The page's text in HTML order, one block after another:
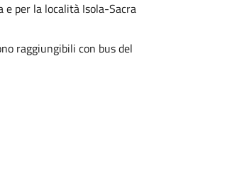
per la località Isola-Sacra
raggiungibili con bus del